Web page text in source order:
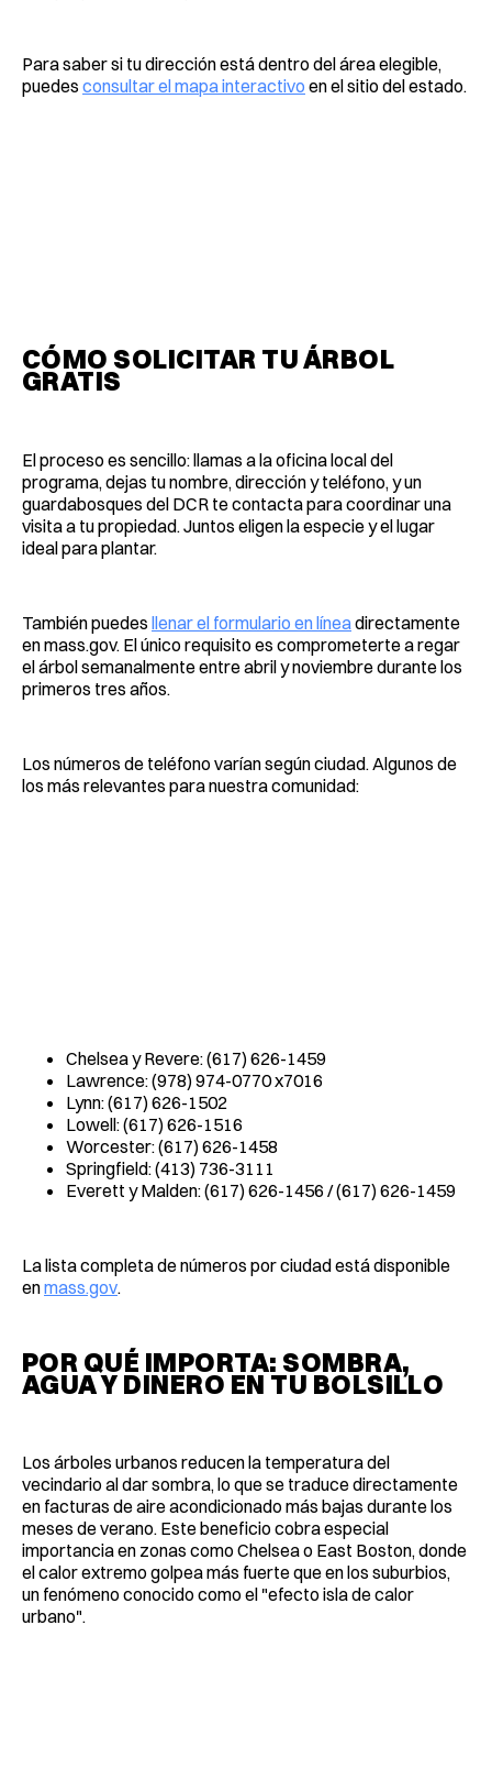
Para saber si tu dirección está dentro del área elegible,
puedes consultar el mapa interactivo en el sitio del estado.
CÓMO SOLICITAR TU ÁRBOL
GRATIS
El proceso es sencillo: llamas a la oficina local del
programa, dejas tu nombre, dirección y teléfono, y un
guardabosques del DCR te contacta para coordinar una
visita a tu propiedad. Juntos eligen la especie y el lugar
ideal para plantar.
También puedes llenar el formulario en líneadirectamente
en mass.gov. El único requisito es comprometerte a regar
el árbol semanalmente entre abril y noviembre durante los
primeros tres años.
Los números de teléfono varían según ciudad. Algunos de
los más relevantes para nuestra comunidad:
Chelsea y Revere: (617) 626-1459
Lawrence: (978) 974-0770 x7016
Lynn: (617) 626-1502
Lowell: (617) 626-1516
Worcester: (617) 626-1458
Springfield: (413) 736-3111
Everett y Malden: (617) 626-1456 / (617) 626-1459
La lista completa de números por ciudad está disponible
enmass.gov.
POR QUÉ IMPORTA: SOMBRA,
AGUA Y DINERO EN TU BOLSILLO
Los árboles urbanos reducen la temperatura del
vecindario al dar sombra, lo que se traduce directamente
en facturas de aire acondicionado más bajas durante los
meses de verano. Este beneficio cobra especial
importancia en zonas como Chelsea o East Boston, donde
el calor extremo golpea más fuerte que en los suburbios,
un fenómeno conocido como el "efecto isla de calor
urbano".